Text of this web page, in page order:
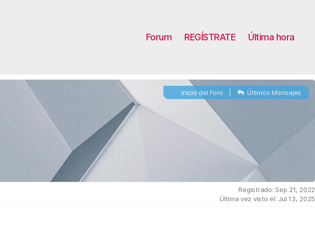
Forum REGÍSTRATE Última hora
Inicio del Foro Últimos Mensajes
Registrado: Sep 21, 2022
Última vez visto el: Jul 13, 2025